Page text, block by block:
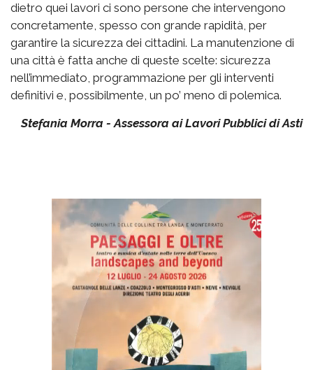
dietro quei lavori ci sono persone che intervengono
concretamente, spesso con grande rapidità, per
garantire la sicurezza dei cittadini. La manutenzione di
una città è fatta anche di queste scelte: sicurezza
nell’immediato, programmazione per gli interventi
definitivi e, possibilmente, un po’ meno di polemica.
Stefania Morra - Assessora ai Lavori Pubblici di Asti